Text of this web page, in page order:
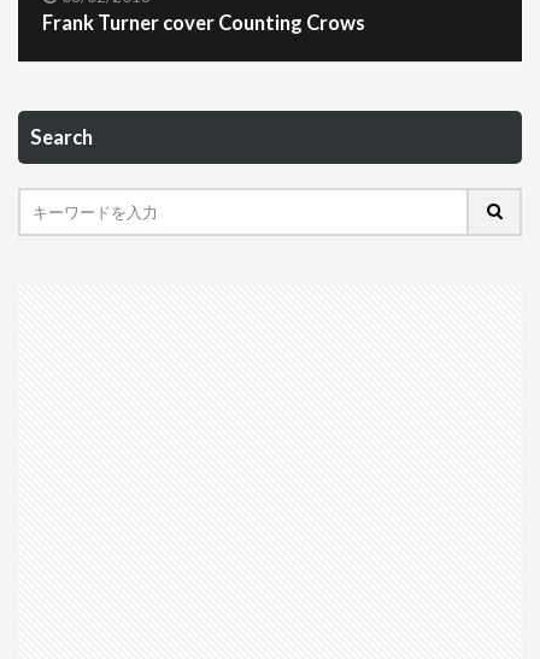
Frank Turner cover Counting Crows
Search